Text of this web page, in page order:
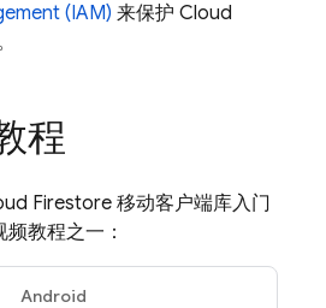
(IAM) 来保护 Cloud
程
Firestore 移动客户端库入门
教程之一：
Android